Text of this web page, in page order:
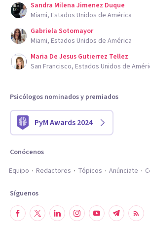
Sandra Milena Jimenez Duque
Miami, Estados Unidos de América
Gabriela Sotomayor
Miami, Estados Unidos de América
Maria De Jesus Gutierrez Tellez
San Francisco, Estados Unidos de
Psicólogos nominados y premiados
PyM Awards 2024
Conócenos
Equipo
Redactores Tópicos Anúnciate
Síguenos